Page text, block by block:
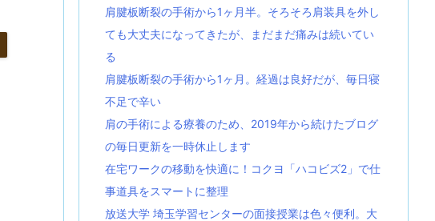
肩腱板断裂の手術から1ヶ月半。そろそろ肩装具を外し
ても大丈夫になってきたが、まだまだ痛みは続いてい
る
肩腱板断裂の手術から1ヶ月。経過は良好だが、毎日寝
不足で辛い
肩の手術による療養のため、2019年から続けたブログ
の毎日更新を一時休止します
在宅ワークの移動を快適に！コクヨ「ハコビズ2」で仕
事道具をスマートに整理
放送大学 埼玉学習センターの面接授業は色々便利。大